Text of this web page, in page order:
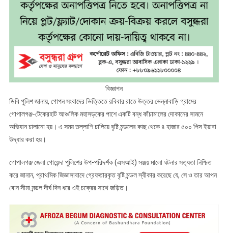
বিজ্ঞাপন
ডিবি পুলিশ জানায়, গোপন সংবাদের ভিত্তিতে রবিবার রাতে উত্তর ভেন্নাবাড়ি গ্রামের
গোপালগঞ্জ-টেকেরহাট আঞ্চলিক মহাসড়কের পাশে একটি বন্ধ কাঁচামালের দোকানের সামনে
অভিযান চালানো হয়। এ সময় তল্লাশি চালিয়ে বৃষ্টি মন্ডলের কাছ থেকে ৪ হাজার ৫০০ পিস ইয়াবা
উদ্ধার করা হয়।
গোপালগঞ্জ জেলা গোয়েন্দা পুলিশের উপ-পরিদর্শক (এসআই) সঞ্জয় মালো ঘটনার সত্যতা নিশ্চিত
করে জানান, প্রাথমিক জিজ্ঞাসাবাদে গ্রেফতারকৃত বৃষ্টি মন্ডল স্বীকার করেছে যে, সে ও তার আপন
বোন সীমা মন্ডল দীর্ঘ দিন ধরে এই চক্রের সাথে জড়িত।